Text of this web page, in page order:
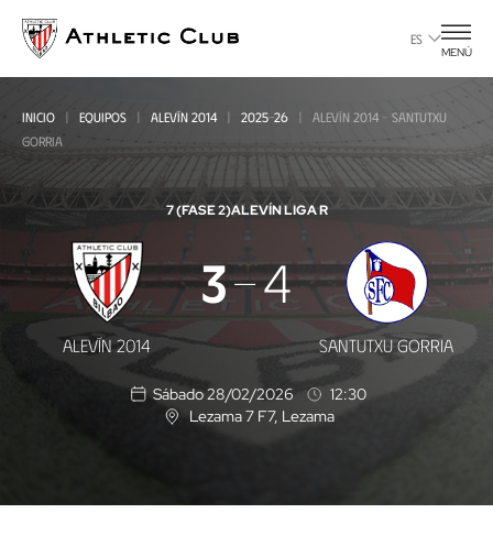
contenido
principal
ES
MENÚ
INICIO EQUIPOS ALEVÍN 2014 2025-26
ALEVÍN 2014 - SANTUTXU
GORRIA
7 (FASE 2)ALEVÍN LIGA R
Alevín
2014
-
Santutxu
ALEVÍN 2014
3 4
SANTUTXU GORRIA
Sábado 28/02/2026
12:30
U
Lezama 7 F7, Lezama